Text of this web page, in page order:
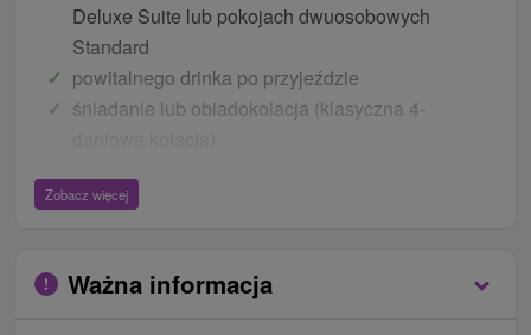
Deluxe Suite lub pokojach dwuosobowych
Standard
powitalnego drinka po przyjeździe
śniadanie lub obiadokolacja (klasyczna 4-
menu serwowane)
1 x dziennie nieograniczony wstęp do centrum
Zobacz więcej
Ważna informacja